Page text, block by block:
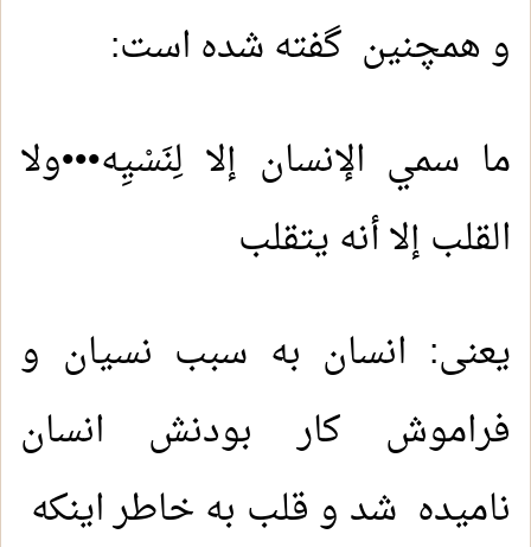
و همچنین گفته شده است:
ما سمي الإنسان إلا لِنَسْيِه•••ولا
القلب إلا أنه يتقلب
یعنی: انسان به سبب نسیان و
فراموش کار بودنش انسان
نامیده شد و قلب به خاطر اینکه